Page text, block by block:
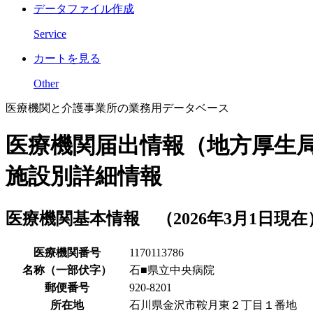
データファイル作成
Service
カートを見る
Other
医療機関と介護事業所の業務用データベース
医療機関届出情報（地方厚生
施設別詳細情報
医療機関基本情報 （2026年3月1日現在
医療機関番号
1170113786
名称（一部伏字）
石■県立中央病院
郵便番号
920-8201
所在地
石川県金沢市鞍月東２丁目１番地